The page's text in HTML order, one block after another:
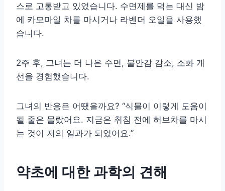
스로 고통받고 있었습니다. 수면제를 먹는 대신 밤
에 카모마일 차를 마시거나 라벤더 오일을 사용했
습니다.
2주 후, 그녀는 더 나은 수면, 불안감 감소, 소화 개
선을 경험했습니다.
그녀의 반응은 어땠을까요? “식물이 이렇게 도움이
될 줄은 몰랐어요. 지금은 취침 전에 허브차를 마시
는 것이 저의 일과가 되었어요.”
약초에 대한 과학의 견해